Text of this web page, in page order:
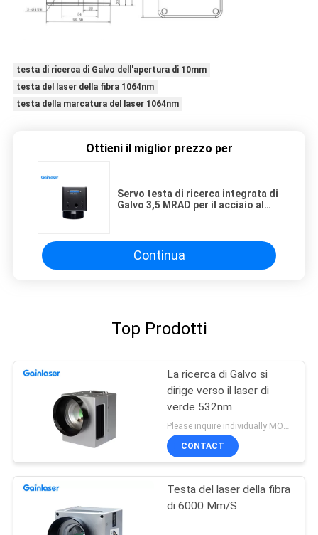
testa di ricerca di Galvo dell'apertura di 10mm
testa del laser della fibra 1064nm
testa della marcatura del laser 1064nm
Ottieni il miglior prezzo per
Servo testa di ricerca integrata di
Galvo 3,5 MRAD per il acciaio al
Continua
Top Prodotti
La ricerca di Galvo si
dirige verso il laser di
verde 532nm
Please inquire individually MOQ:1
CONTACT
Testa del laser della fibra
di 6000 Mm/S